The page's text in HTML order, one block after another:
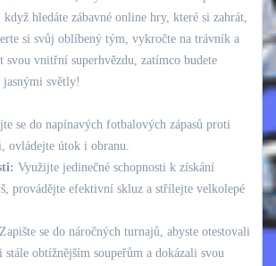
hledáte zábavné online hry, které si zahrát,
si svůj oblíbený tým, vykročte na trávník a
svou vnitřní superhvězdu, zatímco budete
světly!
se do napínavých fotbalových zápasů proti
ovládejte útok i obranu.
Využijte jedinečné schopnosti k získání
provádějte efektivní skluz a střílejte velkolepé
Zapište se do náročných turnajů, abyste otestovali
stále obtížnějším soupeřům a dokázali svou